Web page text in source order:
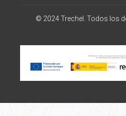
© 2024 Trechel. Todos los